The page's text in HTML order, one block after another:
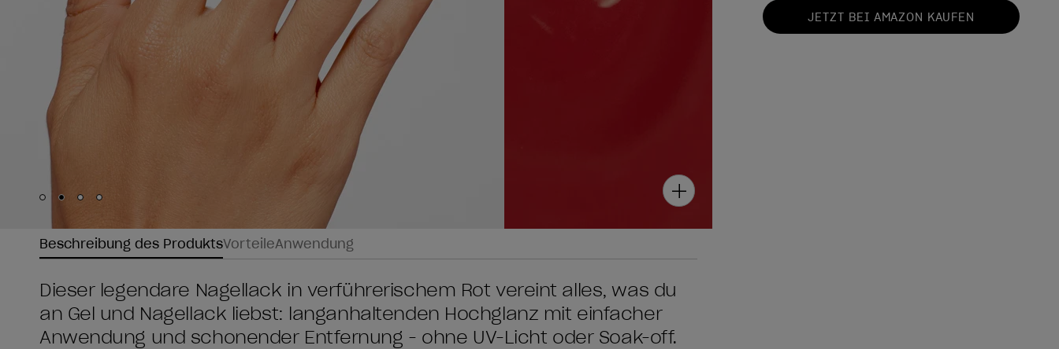
Skip to slide
Skip to slide
Skip to slide
Skip to slide
JETZT BEI AMAZON KAUFEN
Beschreibung des ProduktsVorteileAnwendung
Dieser legendäre Nagellack in verführerischem Rot vereint alles, was du
an Gel und Nagellack liebst: langanhaltenden Hochglanz mit einfacher
Anwendung und schonender Entfernung - ohne UV-Licht oder Soak-off.